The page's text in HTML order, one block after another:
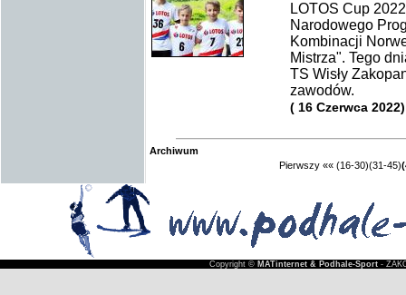
LOTOS Cup
Narodowego
Kombinacji
Mistrza". Tego
TS Wisły
zawodów.
( 16 Czerwca 2022)
Archiwum
Pierwszy «« (16-30)(31-45)
Copyright © MATinternet & Podhale-Sport-